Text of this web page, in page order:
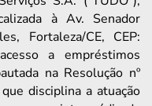
à Av. Senador
Fortaleza/CE, CEP:
a empréstimos
na Resolução nº
disciplina a atuação